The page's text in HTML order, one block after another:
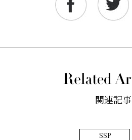
関連記事
SSP